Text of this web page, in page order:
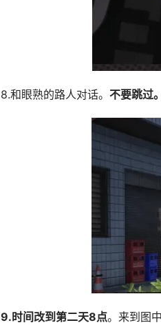
8.和眼熟的路人对话。 不要跳过
9.时间改到第二天8点。来到图